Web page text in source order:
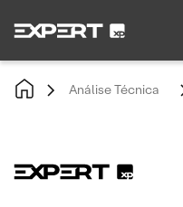
Análise Técnica